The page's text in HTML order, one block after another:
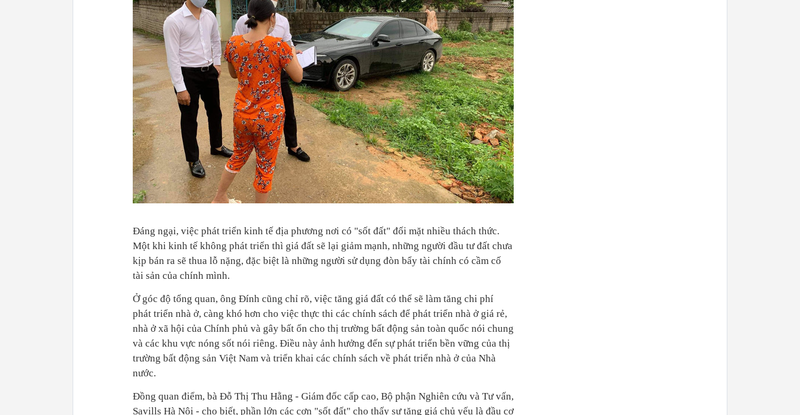
Đáng ngại, việc phát triển kinh tế địa phương nơi có "sốt đất" đối mặt nhiều thách thức.
Một khi kinh tế không phát triển thì giá đất sẽ lại giảm mạnh, những người đầu tư đất chưa
kịp bán ra sẽ thua lỗ nặng, đặc biệt là những người sử dụng đòn bẩy tài chính có cầm cố
tài sản của chính mình.
Ở góc độ tổng quan, ông Đính cũng chỉ rõ, việc tăng giá đất có thể sẽ làm tăng chi phí
phát triển nhà ở, càng khó hơn cho việc thực thi các chính sách để phát triển nhà ở giá rẻ,
nhà ở xã hội của Chính phủ và gây bất ổn cho thị trường bất động sản toàn quốc nói chung
và các khu vực nóng sốt nói riêng. Điều này ảnh hưởng đến sự phát triển bền vững của thị
trường bất động sản Việt Nam và triển khai các chính sách về phát triển nhà ở của Nhà
nước.
Đồng quan điểm, bà Đỗ Thị Thu Hằng - Giám đốc cấp cao, Bộ phận Nghiên cứu và Tư vấn,
Savills Hà Nội - cho biết, phần lớn các cơn "sốt đất" cho thấy sự tăng giá chủ yếu là đầu cơ